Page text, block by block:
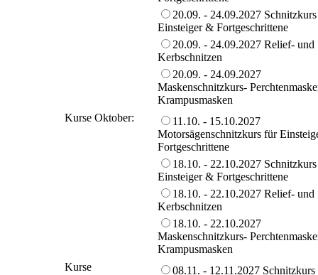
20.09. - 24.09.2027
Einsteiger & Fortgeschrittene
20.09. - 24.09.2027 Relief- und
Kerbschnitzen
20.09. - 24.09.2027
Maskenschnitzkurs-
Krampusmasken
Kurse Oktober:
11.10. - 15.10.2027
Motorsägenschnitzkurs für
Fortgeschrittene
18.10. - 22.10.2027
Einsteiger & Fortgeschrittene
18.10. - 22.10.2027 Relief- und
Kerbschnitzen
18.10. - 22.10.2027
Maskenschnitzkurs-
Krampusmasken
Kurse
08.11. - 12.11.2027 Schnitzkurs